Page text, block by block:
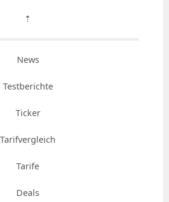
⇡
News
Testberichte
Ticker
Tarifvergleich
Tarife
Deals